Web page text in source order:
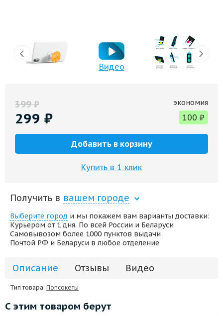
Видео
399₽
299 ₽
экономия
100 ₽
Добавить в корзину
Купить в 1 клик
Получить в вашем городе
Выберите город и мы покажем вам варианты доставки:
Курьером от 1 дня. По всей России и Беларуси
Самовывозом более 1000 пунктов выдачи
Почтой РФ и Беларуси в любое отделение
Описание Отзывы Видео
Тип товара: Попсокеты
С этим товаром берут